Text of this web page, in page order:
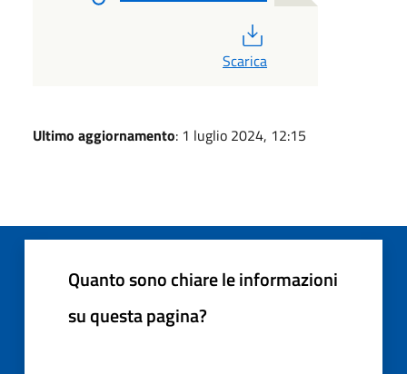
Scarica
Ultimo aggiornamento: 1 luglio 2024, 12:15
Quanto sono chiare le informazioni
su questa pagina?